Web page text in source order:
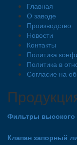
Главная
О заводе
Производство
Новости
Контакты
Политика
Политика в
Согласие на
Фильтры
Клапан запорный